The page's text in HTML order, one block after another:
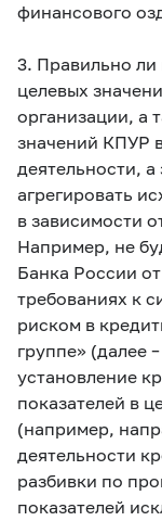
финансового
3. Правильно ли
целевых
организации, а
значений КПУР
деятельности,
агрегировать
в зависимости
Например, не
Банка России
требованиях к
риском в
группе» (далее
установление
показателей в
(например,
деятельности
разбивки по
показателей